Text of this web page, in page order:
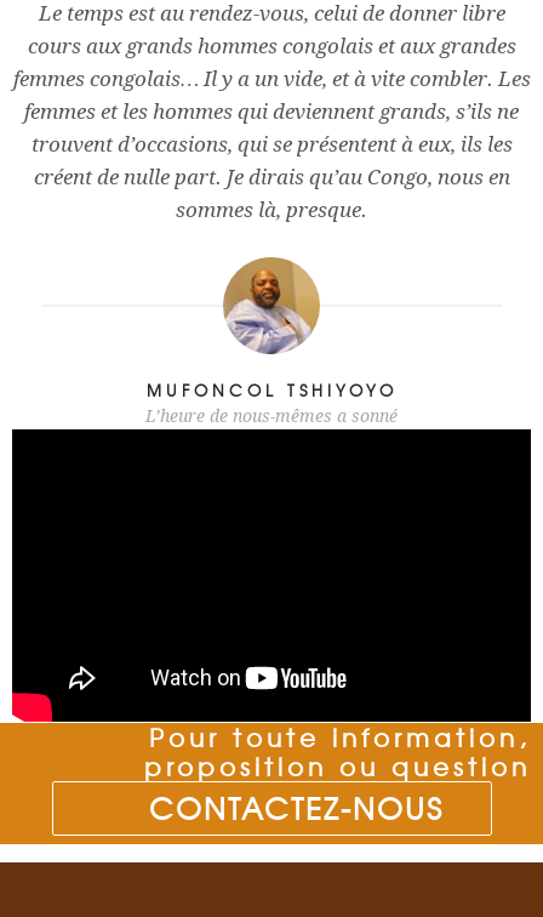
Le temps est au rendez-vous, celui de donner libre
cours aux grands hommes congolais et aux grandes
femmes congolais… Il y a un vide, et à vite combler. Les
femmes et les hommes qui deviennent grands, s’ils ne
trouvent d’occasions, qui se présentent à eux, ils les
créent de nulle part. Je dirais qu’au Congo, nous en
sommes là, presque.
MUFONCOL TSHIYOYO
L’heure de nous-mêmes a sonné
Pour toute information,
proposition ou question
CONTACTEZ-NOUS